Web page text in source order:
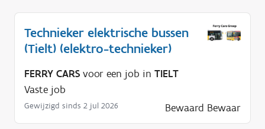
Technieker elektrische bussen
(Tielt) (elektro-technieker)
FERRY CARS voor een job in TIELT
Vaste job
Gewijzigd sinds 2 jul 2026 Bewaard Bewaar